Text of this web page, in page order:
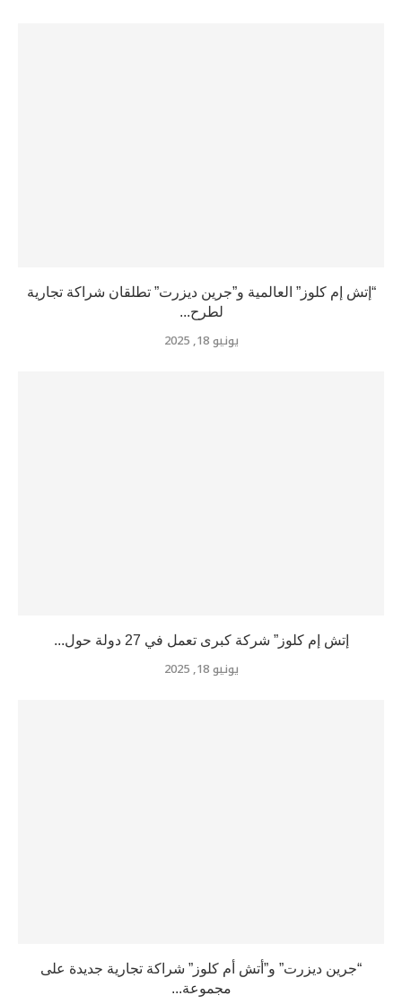
“إتش إم كلوز” العالمية و”جرين ديزرت” تطلقان شراكة تجارية
لطرح...
يونيو 18, 2025
إتش إم كلوز” شركة كبرى تعمل في 27 دولة حول...
يونيو 18, 2025
“جرين ديزرت” و”أتش أم كلوز” شراكة تجارية جديدة على
مجموعة...